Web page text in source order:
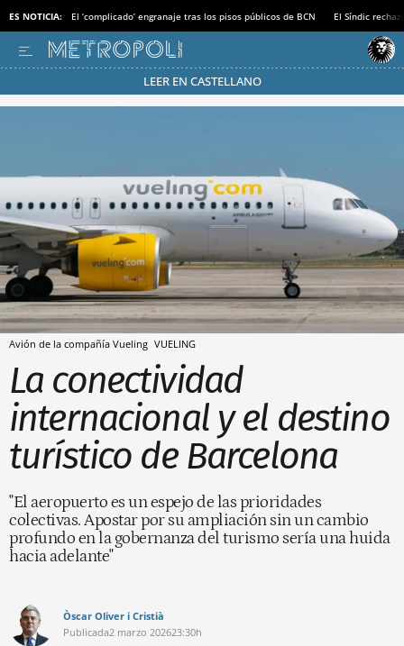
ES NOTICIA: El ‘complicado’ engranaje tras los pisos públicos de BCN El Síndic
LEER EN CASTELLANO
Pásate al MODO AHORRO
Avión de la compañía Vueling VUELING
La conectividad
internacional y el destino
turístico de Barcelona
"El aeropuerto es un espejo de las prioridades
colectivas. Apostar por su ampliación sin un cambio
profundo en la gobernanza del turismo sería una huida
hacia adelante"
Òscar Oliver i Cristià
Publicada2 marzo 202623:30h